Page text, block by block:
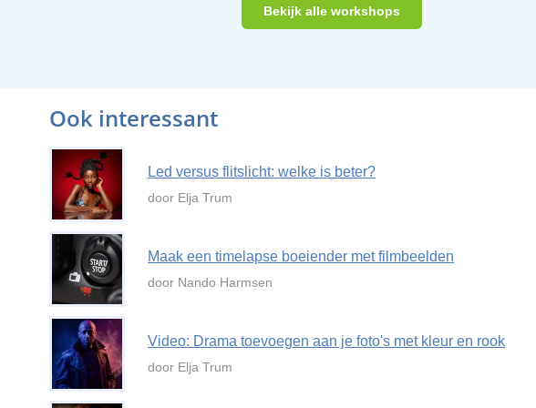
Bekijk alle workshops
Ook interessant
Led versus flitslicht: welke is beter?
door Elja Trum
Maak een timelapse boeiender met filmbeelden
door Nando Harmsen
Video: Drama toevoegen aan je foto's met kleur en rook
door Elja Trum